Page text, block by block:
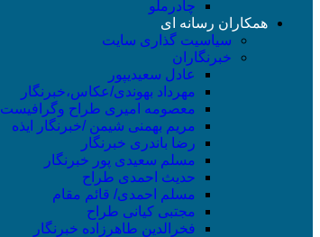
چادرملو
همکاران رسانه ای
سیاسیت گذاری سایت
خبرنگاران
عادل سعیدیپور
مهرداد بهوندی/عکاس،خبرنگار
معصومه امیری طراح وگرافیست
مریم بهمنی شیمن /خبرنگار ایذه
رضا باندری خبرنگار
مسلم سعیدی پور خبرنگار
حدیث احمدی طراح
مسلم احمدی/ قائم مقام
مجتبی کیانی طراح
فخرالدین طاهرزاده خبرنگار